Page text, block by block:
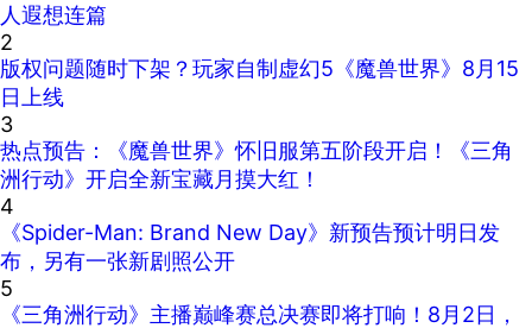
人遐想连篇
2
版权问题随时下架？玩家自制虚幻5《魔兽世界》8月15
日上线
3
热点预告：《魔兽世界》怀旧服第五阶段开启！《三角
洲行动》开启全新宝藏月摸大红！
4
《Spider-Man: Brand New Day》新预告预计明日发
布，另有一张新剧照公开
5
《三角洲行动》主播巅峰赛总决赛即将打响！8月2日，